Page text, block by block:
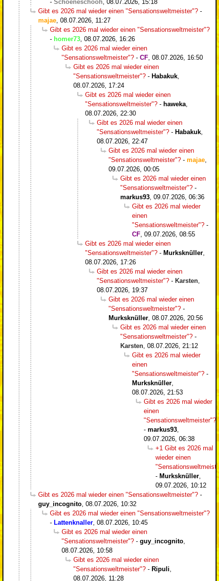
- Schoeneschooh 08.07.2026, 15:18
Gibt es 2026 mal wieder einen "Sensationsweltmeister"? -
majae 08.07.2026, 11:27
Gibt es 2026 mal wieder einen "Sensationsweltmeister"?
- homer73 08.07.2026, 16:26
Gibt es 2026 mal wieder einen
"Sensationsweltmeister"? - CF 08.07.2026, 16:50
Gibt es 2026 mal wieder einen
"Sensationsweltmeister"? - Habakuk
08.07.2026, 17:24
Gibt es 2026 mal wieder einen
"Sensationsweltmeister"? - haweka
08.07.2026, 22:30
Gibt es 2026 mal wieder einen
"Sensationsweltmeister"? - Habakuk
08.07.2026, 22:47
Gibt es 2026 mal wieder einen
"Sensationsweltmeister"? - majae
09.07.2026, 00:05
Gibt es 2026 mal wieder einen
"Sensationsweltmeister"? -
markus93 09.07.2026, 06:36
Gibt es 2026 mal wieder
einen
"Sensationsweltmeister"? -
CF 09.07.2026, 08:55
Gibt es 2026 mal wieder einen
"Sensationsweltmeister"? - Murksknüller
08.07.2026, 17:26
Gibt es 2026 mal wieder einen
"Sensationsweltmeister"? - Karsten
08.07.2026, 19:37
Gibt es 2026 mal wieder einen
"Sensationsweltmeister"? -
Murksknüller 08.07.2026, 20:56
Gibt es 2026 mal wieder einen
"Sensationsweltmeister"? -
Karsten 08.07.2026, 21:12
Gibt es 2026 mal wieder
einen
"Sensationsweltmeister"? -
Murksknüller
08.07.2026, 21:53
Gibt es 2026 mal wieder
einen
"Sensationsweltmeister"?
- markus93
09.07.2026, 06:38
+1 Gibt es 2026 mal
wieder einen
- Murksknüller
09.07.2026, 10:12
Gibt es 2026 mal wieder einen "Sensationsweltmeister"? -
guy_incognito 08.07.2026, 10:32
Gibt es 2026 mal wieder einen "Sensationsweltmeister"?
- Lattenknaller 08.07.2026, 10:45
Gibt es 2026 mal wieder einen
"Sensationsweltmeister"? - guy_incognito
08.07.2026, 10:58
Gibt es 2026 mal wieder einen
"Sensationsweltmeister"? - Ripuli
08.07.2026, 11:28